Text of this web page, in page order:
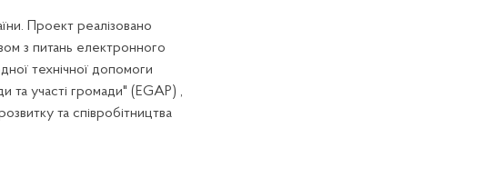
Проект реалізовано
з питань електронного
технічної допомоги
та участі громади" (EGAP) ,
та співробітництва